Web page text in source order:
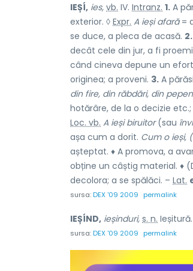
IEȘÍ, ies, vb. IV. Intranz. 1. A
exterior. ◊ Expr. A ieși afară=
se duce, a pleca de acasă. 2.
decât cele din jur, a fi
când cineva depune un
originea; a proveni. 3. A
din fire, din răbdări, din
hotărâre, de la o decizie
Loc. vb. A ieși biruitor(sau
așa cum a dorit. Cum o ieși,
așteptat. ♦ A promova, a
obține un câștig material. ♦
decolora; a se spălăci. – Lat.
sursa:DEX '09 2009 permalink
IEȘÍND, ieșinduri, s. n.
sursa:DEX '09 2009 permalink